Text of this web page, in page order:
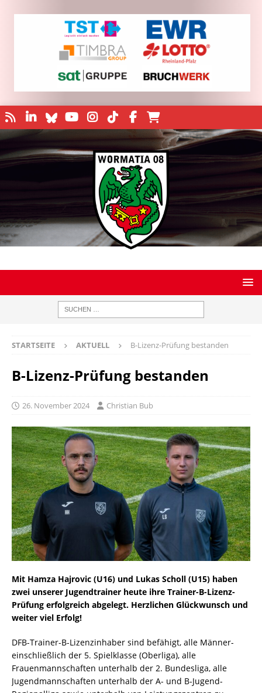
STARTSEITE AKTUELL B-Lizenz-Prüfung bestanden
B-Lizenz-Prüfung bestanden
26. November 2024 Christian Bub
Mit Hamza Hajrovic (U16) und Lukas Scholl (U15) haben
zwei unserer Jugendtrainer heute ihre Trainer-B-Lizenz-
Prüfung erfolgreich abgelegt. Herzlichen Glückwunsch und
weiter viel Erfolg!
DFB-Trainer-B-Lizenzinhaber sind befähigt, alle Männer-
einschließlich der 5. Spielklasse (Oberliga), alle
Frauenmannschaften unterhalb der 2. Bundesliga, alle
Jugendmannschaften unterhalb der A- und B-Jugend-